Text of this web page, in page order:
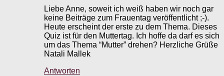
Liebe Anne, soweit ich weiß haben wir noch gar
keine Beiträge zum Frauentag veröffentlicht ;-).
Heute erscheint der erste zu dem Thema. Dieses
Quiz ist für den Muttertag. Ich hoffe da darf es sich
um das Thema “Mutter” drehen? Herzliche Grüße
Natali Mallek
Antworten